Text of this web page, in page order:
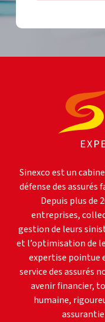
Sinexco est un
défense des assurés
Depuis plus de
entreprises,
gestion de leurs
et l’optimisation de
expertise pointue
service des assurés
avenir financier,
humaine,